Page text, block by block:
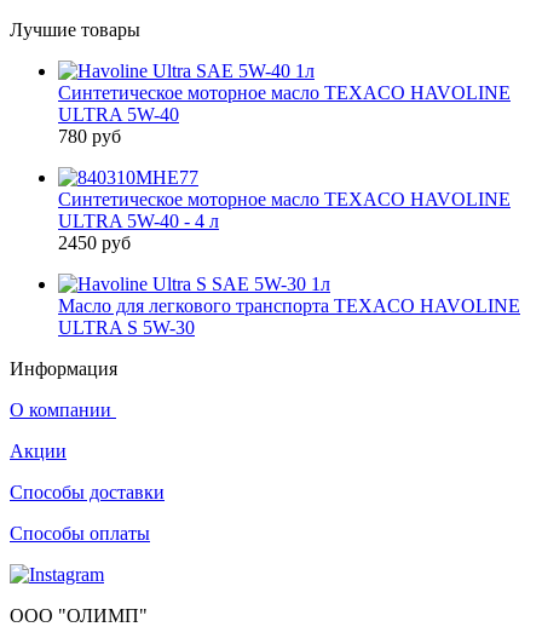
Лучшие товары
Синтетическое моторное масло TEXACO HAVOLINE
ULTRA 5W-40
780 руб
Синтетическое моторное масло TEXACO HAVOLINE
ULTRA 5W-40 - 4 л
2450 руб
Масло для легкового транспорта TEXACO HAVOLINE
ULTRA S 5W-30
Информация
О компании
Акции
Способы доставки
Способы оплаты
ООО "ОЛИМП"